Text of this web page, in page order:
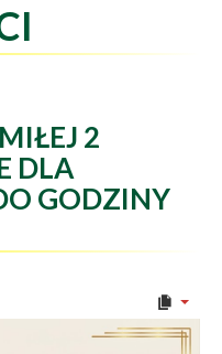
2
DLA
GODZINY